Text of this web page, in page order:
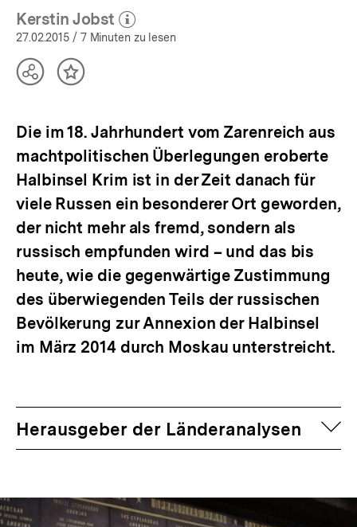
Kerstin Jobst
(Mehr zum Autor)
öffnen
27.02.2015 / 7 Minuten zu lesen
TeilenInhalt
Die im 18. Jahrhundert vom Zarenreich aus
machtpolitischen Überlegungen eroberte
Halbinsel Krim ist in der Zeit danach für
viele Russen ein besonderer Ort geworden,
der nicht mehr als fremd, sondern als
russisch empfunden wird – und das bis
heute, wie die gegenwärtige Zustimmung
des überwiegenden Teils der russischen
Bevölkerung zur Annexion der Halbinsel
im März 2014 durch Moskau unterstreicht.
Herausgeber der Länderanalysen